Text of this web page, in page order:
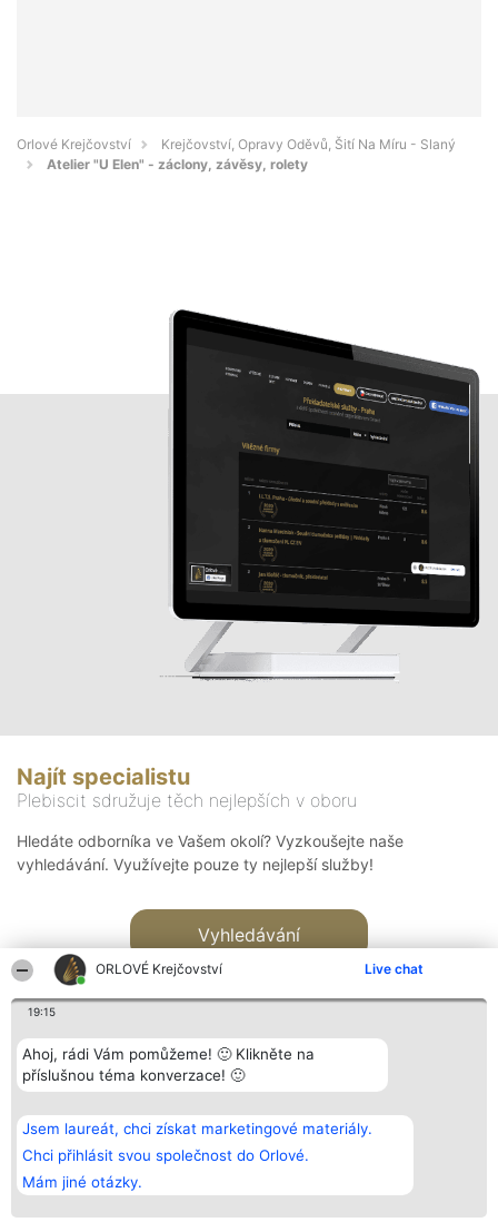
ORLOVÉ Krejčovství Live chat
19:15
Ahoj, rádi Vám pomůžeme! 🙂 Klikněte na
příslušnou téma konverzace! 🙂
Jsem laureát, chci získat marketingové materiály.
Chci přihlásit svou společnost do Orlové.
Mám jiné otázky.
Orlové Krejčovství
Krejčovství, Opravy Oděvů, Šití Na Míru - Slaný
Atelier "U Elen" - záclony, závěsy, rolety
Najít specialistu
Plebiscit sdružuje těch nejlepších v oboru
Hledáte odborníka ve Vašem okolí? Vyzkoušejte naše
vyhledávání. Využívejte pouze ty nejlepší služby!
Vyhledávání
Bright Side Solutions sp. z o.
o. sp. k.
ul. Ruska 22
Wrocław 50-079
KRS 0000749100 | Regon
381313360 | NIP 8943132676
Vítězové
Seznam všech
laureátů
Zásady
Zásady
Kontakt